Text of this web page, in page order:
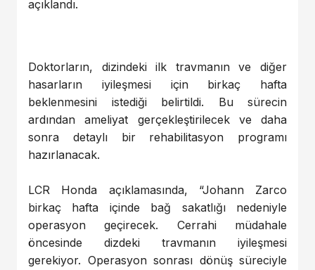
açıklandı.
Doktorların, dizindeki ilk travmanın ve diğer
hasarların iyileşmesi için birkaç hafta
beklenmesini istediği belirtildi. Bu sürecin
ardından ameliyat gerçekleştirilecek ve daha
sonra detaylı bir rehabilitasyon programı
hazırlanacak.
LCR Honda açıklamasında, “Johann Zarco
birkaç hafta içinde bağ sakatlığı nedeniyle
operasyon geçirecek. Cerrahi müdahale
öncesinde dizdeki travmanın iyileşmesi
gerekiyor. Operasyon sonrası dönüş süreciyle